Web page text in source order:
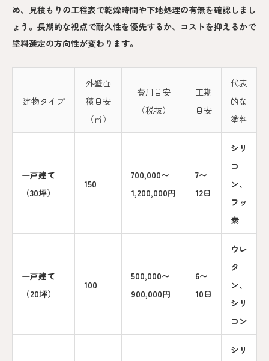
め、見積もりの工程表で乾燥時間や下地処理の有無を確認しまし
ょう。長期的な視点で耐久性を優先するか、コストを抑えるかで
塗料選定の方向性が変わります。
建物タイプ
外壁面
積目安
（㎡）
費用目安
（税抜）
工期
目安
代表
的な
塗料
一戸建て
（30坪）
150
700,000〜
1,200,000円
7〜
12日
シリ
コ
ン、
フッ
素
一戸建て
（20坪）
100
500,000〜
900,000円
6〜
10日
ウレ
タ
ン、
シリ
コン
シリ